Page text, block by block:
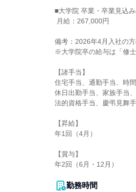
■大学院 卒業・卒業見込
備考：2026年4月入社の
※大学院卒の給与は「修
【諸手当】
住宅手当、通勤手当、時
休日出勤手当、家族手当
法的資格手当、慶弔見舞
【昇給】
年1回（4月）
【賞与】
年2回（6月・12月）
勤務時間